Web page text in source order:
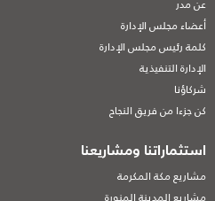
أعضاء مجلس الإدارة
كلمة رئيس مجلس الإدارة
الإدارة التنفيذية
شركاؤنا
كن جزءا من فريق النجاح
استثماراتنا ومشاريعنا
مشاريع مكة المكرمة